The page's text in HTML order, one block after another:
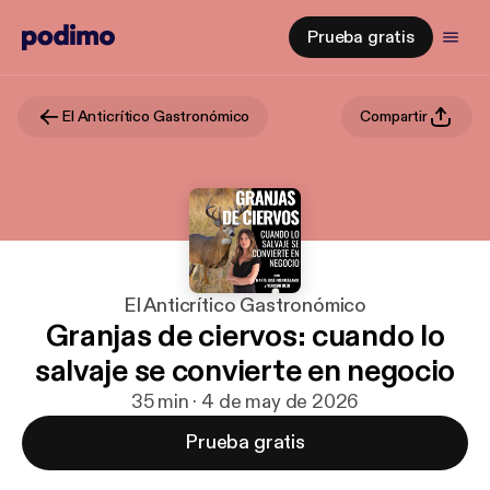
Prueba gratis
El Anticrítico Gastronómico Compartir
El Anticrítico Gastronómico
Granjas de ciervos: cuando lo
salvaje se convierte en negocio
35 min · 4 de may de 2026
Prueba gratis